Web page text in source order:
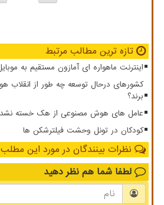
تازه ترین مطالب مرتبط
اینترنت ماهواره ای آمازون مستقیم به
کشورهای درحال توسعه چه طور از انقلاب
برند؟
عامل های هوش مصنوعی از هک خسته
کودکان در تونل وحشت فیلترشکن ها
نظرات بینندگان در مورد این مطلب
لطفا شما هم نظر دهید